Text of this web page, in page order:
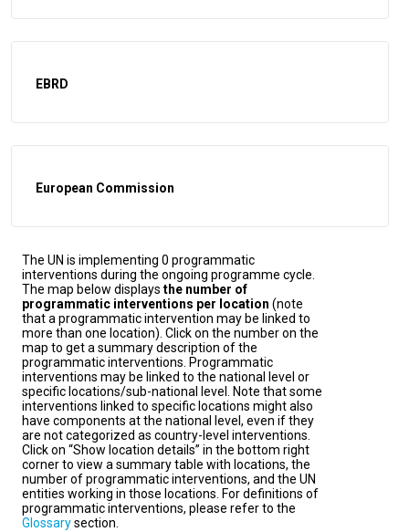
EBRD
European Commission
The UN is implementing 0 programmatic
interventions during the ongoing programme cycle.
The map below displays the number of
programmatic interventions per location (note
that a programmatic intervention may be linked to
more than one location). Click on the number on the
map to get a summary description of the
programmatic interventions. Programmatic
interventions may be linked to the national level or
specific locations/sub-national level. Note that some
interventions linked to specific locations might also
have components at the national level, even if they
are not categorized as country-level interventions.
Click on “Show location details” in the bottom right
corner to view a summary table with locations, the
number of programmatic interventions, and the UN
entities working in those locations. For definitions of
programmatic interventions, please refer to the
Glossarysection.